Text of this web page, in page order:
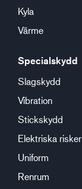
Kyla
Värme
Specialskydd
Slagskydd
Vibration
Stickskydd
Elektriska risker
Uniform
Renrum